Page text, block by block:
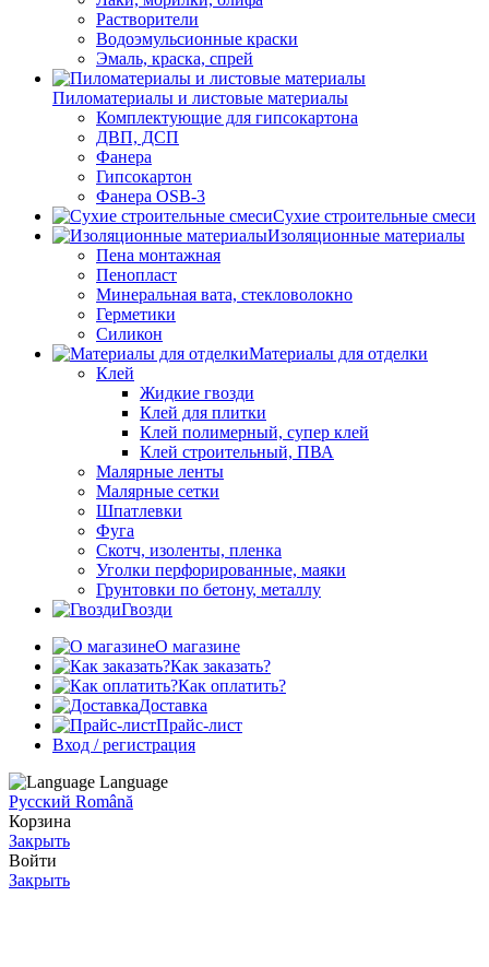
Растворители
Водоэмульсионные краски
Эмаль, краска, спрей
Пиломатериалы и листовые материалы
Комплектующие для гипсокартона
ДВП, ДСП
Фанера
Гипсокартон
Фанера OSB-3
Сухие строительные смеси
Изоляционные материалы
Пена монтажная
Пенопласт
Минеральная вата, стекловолокно
Герметики
Силикон
Материалы для отделки
Клей
Жидкие гвозди
Клей для плитки
Клей полимерный, супер клей
Клей строительный, ПВА
Малярные ленты
Малярные сетки
Шпатлевки
Фуга
Скотч, изоленты, пленка
Уголки перфорированные, маяки
Грунтовки по бетону, металлу
Гвозди
О магазине
Как заказать?
Как оплатить?
Доставка
Прайс-лист
Вход / регистрация
Language
Русский Română
Корзина
Закрыть
Войти
Закрыть